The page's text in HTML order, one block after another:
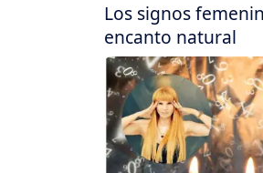
Los signos
encanto natural